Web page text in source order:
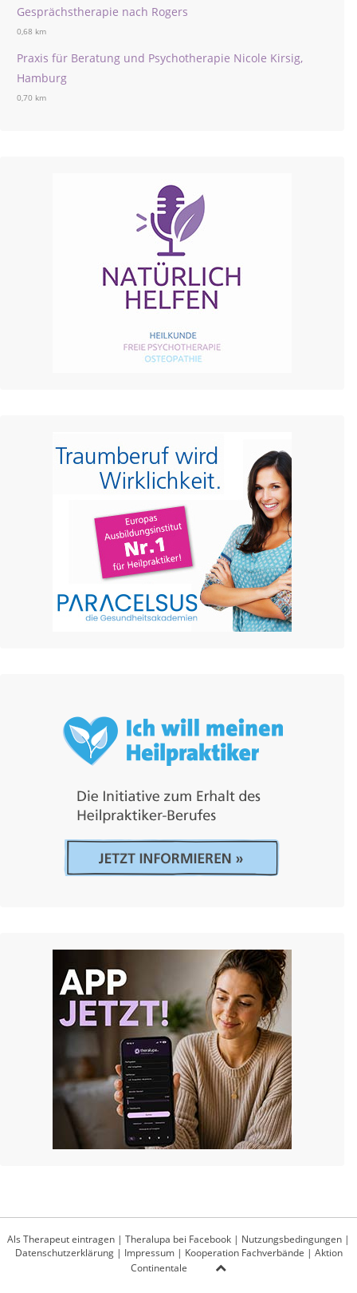
Gesprächstherapie nach Rogers
0,68 km
Praxis für Beratung und Psychotherapie Nicole Kirsig,
Hamburg
0,70 km
Als Therapeut eintragen | Theralupa bei Facebook | Nutzungsbedingungen |
Datenschutzerklärung| Impressum| Kooperation Fachverbände | Aktion
Continentale